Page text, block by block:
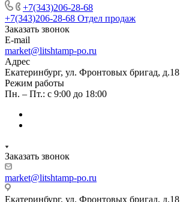
+7(343)206-28-68
+7(343)206-28-68 Отдел продаж
Заказать звонок
E-mail
market@litshtamp-po.ru
Адрес
Екатеринбург, ул. Фронтовых бригад, д.18
Режим работы
Пн. – Пт.: с 9:00 до 18:00
Заказать звонок
market@litshtamp-po.ru
Екатеринбург, ул. Фронтовых бригад, д.18